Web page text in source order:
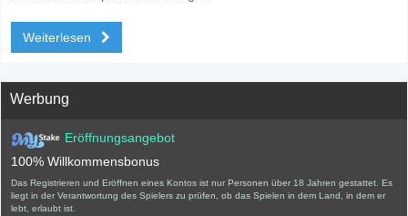
Weiterlesen
Werbung
Eröffnungsangebot
100% Willkommensbonus
Das Registrieren und Eröffnen eines Kontos ist nur Personen über 18 Jahren gestattet. Es
liegt in der Verantwortung des Spielers zu prüfen, ob das Spielen in dem Land, in dem er
lebt, erlaubt ist.